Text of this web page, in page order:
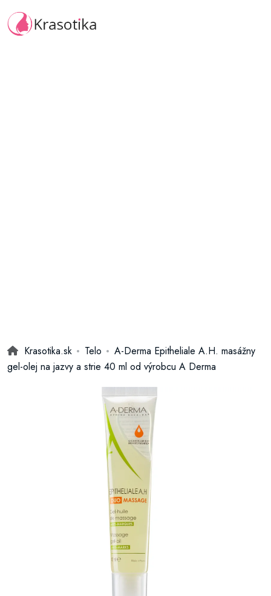
Krasotika.sk Telo
A-Derma Epitheliale A.H. masážny
gel-olej na jazvy a strie 40 ml od výrobcu A Derma